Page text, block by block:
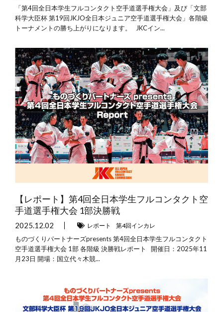
「第4回全日本学生フルコンタクト空手道選手権大会」及び「文部
科学大臣杯 第19回JKJO全日本ジュニア空手道選手権大会」各階級
トーナメントの勝ち上がりになります。 JKCイン...
【レポート】第4回全日本学生フルコンタクト空
手道選手権大会 1部決勝戦
2025.12.02 レポート 第4回インカレ
ものづくりパートナーズpresents 第4回全日本学生フルコンタクト
空手道選手権大会 1部 各階級 決勝戦レポート 開催日：2025年11
月23日 開場：国立代々木競...